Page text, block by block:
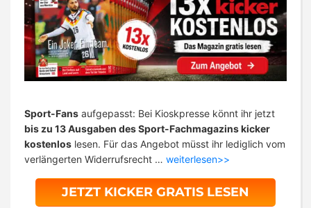
Sport-Fans aufgepasst: Bei Kioskpresse könnt ihr jetzt
bis zu 13 Ausgaben des Sport-Fachmagazins kicker
kostenlos lesen. Für das Angebot müsst ihr lediglich vom
verlängerten Widerrufsrecht … weiterlesen>>
JETZT KICKER GRATIS LESEN